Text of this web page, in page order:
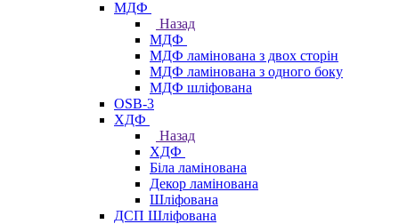
МДФ
Назад
МДФ
МДФ ламінована з двох сторін
МДФ ламінована з одного боку
МДФ шліфована
OSB-3
ХДФ
Назад
ХДФ
Біла ламінована
Декор ламінована
Шліфована
ДСП Шліфована